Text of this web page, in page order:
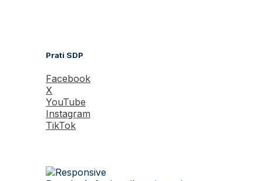
Prati SDP
Facebook
X
YouTube
Instagram
TikTok